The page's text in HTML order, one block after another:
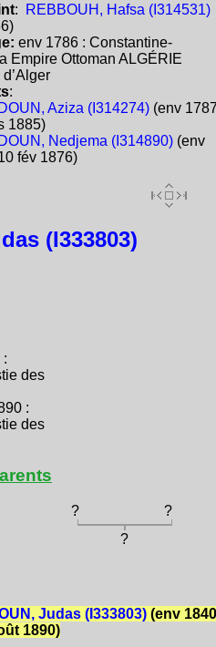
:
REBBOUH, Hafsa (I314531)
env 1786 : Constantine-
Empire Ottoman ALGÉRIE
:
Aziza (I314274)(env
1885)
Nedjema (I314890)(env
fév 1876)
(I333803)
:
des
:
des
?
?
?
Judas (I333803)(env
1890)